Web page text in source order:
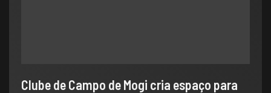
Clube de Campo de Mogi cria espaço para